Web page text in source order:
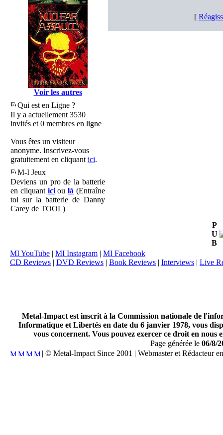
Voir les autres
Qui est en Ligne ?
Il y a actuellement 3530
invités et 0 membres en ligne
Vous êtes un visiteur
anonyme. Inscrivez-vous
gratuitement en cliquant ici.
M-I Jeux
Deviens un pro de la batterie
en cliquant icioulà (Entraîne
toi sur la batterie de Danny
Carey de TOOL)
[
P
U
B
MI YouTube | MI Instagram | MI Facebook
CD Reviews | DVD Reviews | Book Reviews | Interviews | Live
Metal-Impact est inscrit à la Commission nationale de
Informatique et Libertés en date du 6 janvier 1978, vous
vous concernent. Vous pouvez exercer ce droit en
Page générée le 06/8/
| © Metal-Impact Since 2001 | Webmaster et Rédacteur